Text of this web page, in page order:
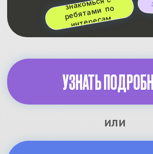
10-9 классы
марафон подготовки
повторяешь всю теорию для ЕГЭ
за неделю до ЕГЭ:4−9 дней